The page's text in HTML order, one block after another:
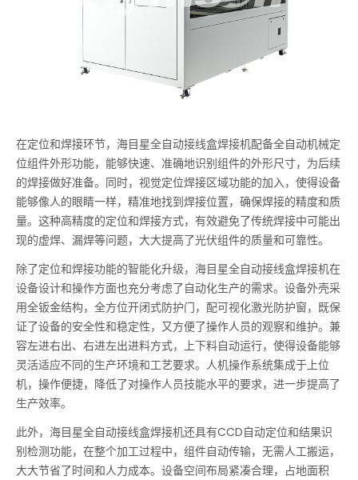
在定位和焊接环节，海目星全自动接线盒焊接机配备全自动机械定
位组件外形功能，能够快速、准确地识别组件的外形尺寸，为后续
的焊接做好准备。同时，视觉定位焊接区域功能的加入，使得设备
能够像人的眼睛一样，精准地找到焊接位置，确保焊接的精度和质
量。这种高精度的定位和焊接方式，有效避免了传统焊接中可能出
现的虚焊、漏焊等问题，大大提高了光伏组件的质量和可靠性。
除了定位和焊接功能的智能化升级，海目星全自动接线盒焊接机在
设备设计和操作方面也充分考虑了自动化生产的需求。设备外壳采
用全钣金结构，全方位开闭式防护门，配可视化激光防护窗，既保
证了设备的安全性和稳定性，又方便了操作人员的观察和维护。兼
容左进右出、右进左出进料方式，上下料自动运行，使得设备能够
灵活适应不同的生产环境和工艺要求。人机操作系统集成于上位
机，操作便捷，降低了对操作人员技能水平的要求，进一步提高了
生产效率。
此外，海目星全自动接线盒焊接机还具有CCD自动定位和结果识
别检测功能，在整个加工过程中，组件自动传输，无需人工搬运，
大大节省了时间和人力成本。设备空间布局紧凑合理，占地面积